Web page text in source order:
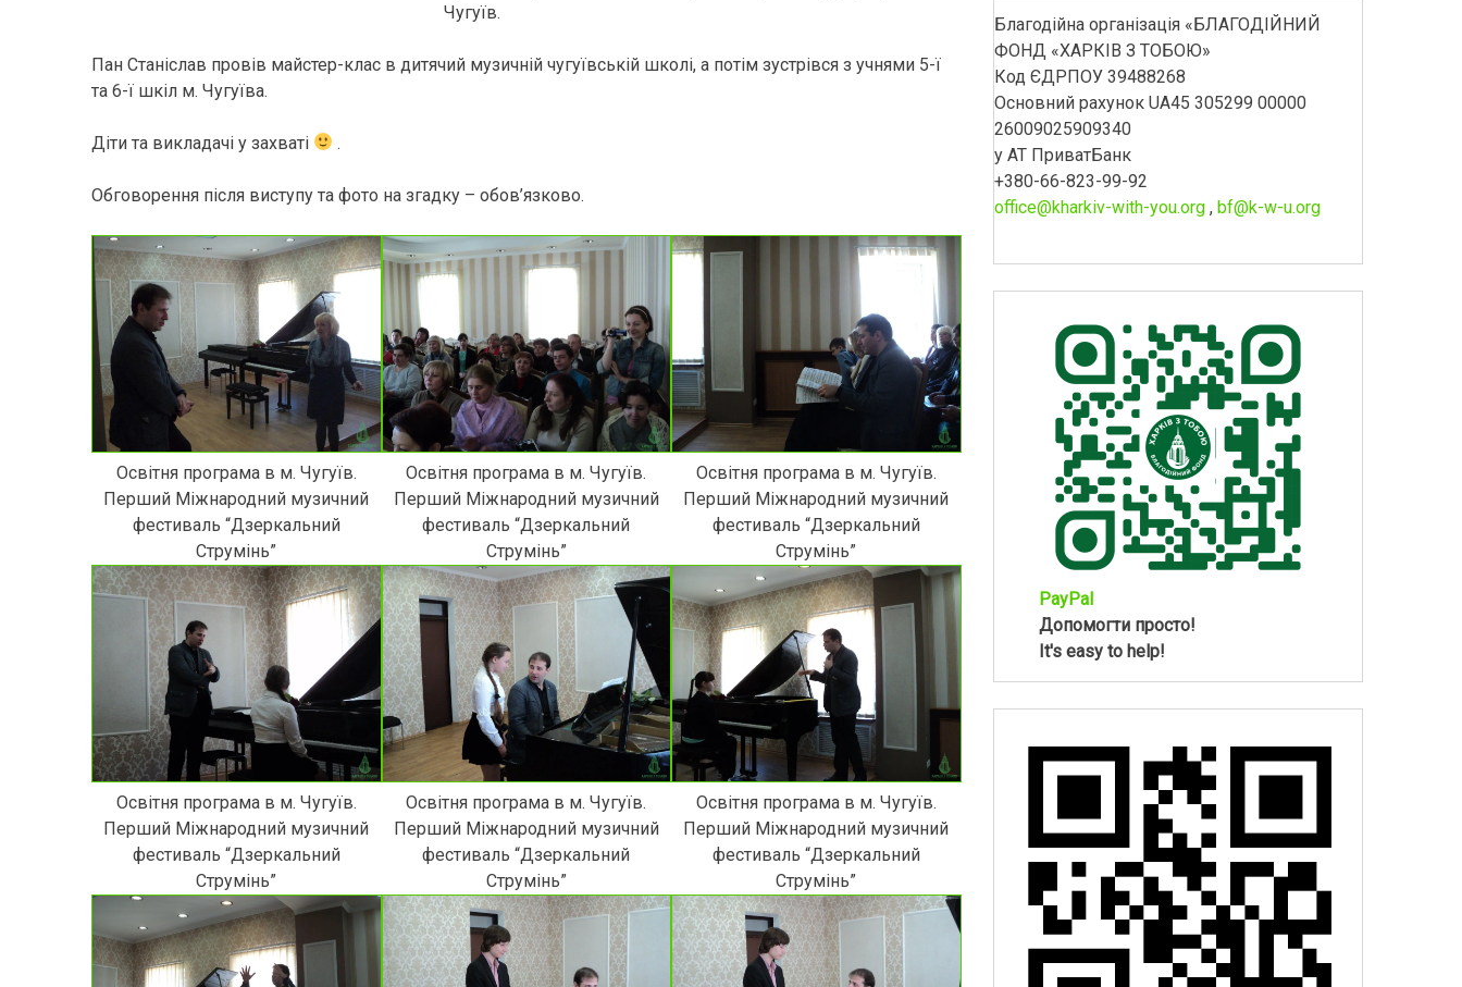
Чугуїв.
Пан Станіслав провів майстер-клас в дитячий музичній чугуївській школі, а потім зустрівся з учнями 5-ї
та 6-ї шкіл м. Чугуїва.
Діти та викладачі у захваті .
Обговорення після виступу та фото на згадку – обов’язково.
Освітня програма в м. Чугуїв.
Перший Міжнародний музичний
фестиваль “Дзеркальний
Струмінь”
Освітня програма в м. Чугуїв.
Перший Міжнародний музичний
фестиваль “Дзеркальний
Струмінь”
Освітня програма в м. Чугуїв.
Перший Міжнародний музичний
фестиваль “Дзеркальний
Струмінь”
Освітня програма в м. Чугуїв.
Перший Міжнародний музичний
фестиваль “Дзеркальний
Струмінь”
Освітня програма в м. Чугуїв.
Перший Міжнародний музичний
фестиваль “Дзеркальний
Струмінь”
Освітня програма в м. Чугуїв.
Перший Міжнародний музичний
фестиваль “Дзеркальний
Струмінь”
Благодійна організація «БЛАГОДІЙНИЙ
ФОНД «ХАРКІВ З ТОБОЮ»
Код ЄДРПОУ 39488268
Основний рахунок UA45 305299 00000
26009025909340
у АТ ПриватБанк
+380-66-823-99-92
office@kharkiv-with-you.org, bf@k-w-u.org
PayPal
Допомогти просто!
It's easy to help!